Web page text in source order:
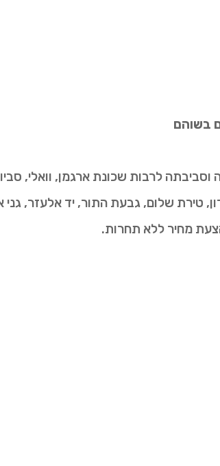
בשוהם
לרבות שכונת ארגמן, וואלי,
שלום, גבעת התור, יד אלעזר, גני
מחיר ללא תחרות.